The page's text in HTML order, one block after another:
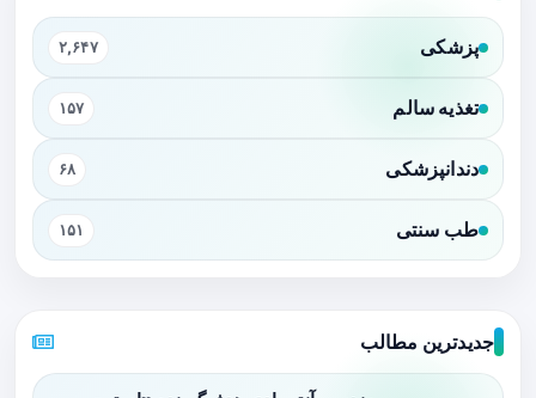
پزشکی ۲,۶۴۷
تغذیه سالم ۱۵۷
دندانپزشکی ۶۸
طب سنتی ۱۵۱
جدیدترین مطالب